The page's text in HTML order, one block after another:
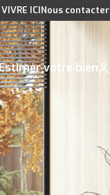
ICINous contacter
votre bien